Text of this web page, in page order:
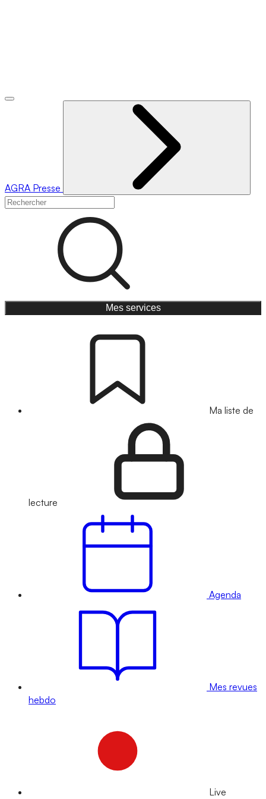
AGRA Presse
Mes services
Ma liste de
lecture
Agenda
Mes revues
hebdo
Live